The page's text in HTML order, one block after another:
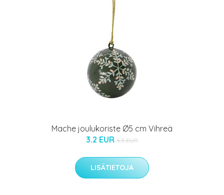
Mache joulukoriste Ø5 cm Vihreä
3.2 EUR 6.5 EUR
LISÄTIETOJA